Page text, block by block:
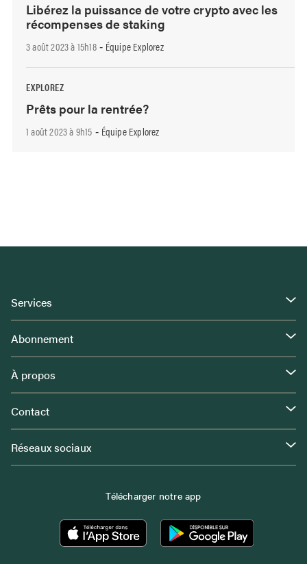
Libérez la puissance de votre crypto avec les
récompenses de staking
3 août 2023 à 15h18- Équipe Explorez
EXPLOREZ
Prêts pour la rentrée?
1 août 2023 à 9h15 - Équipe Explorez
Services
Abonnement
À propos
Contact
Réseaux sociaux
Télécharger notre app